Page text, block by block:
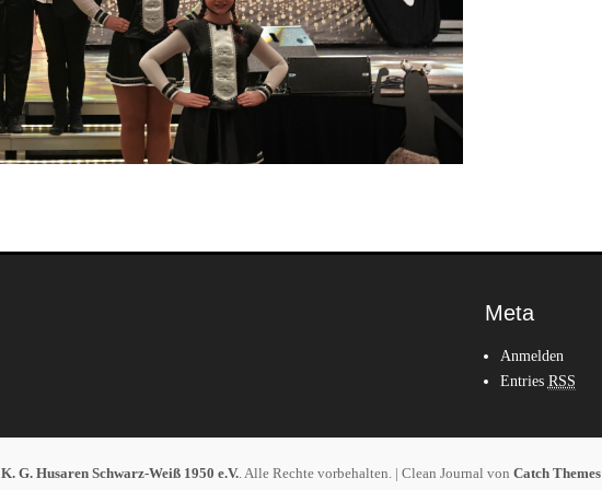
Meta
Anmelden
Entries RSS
K. G. Husaren Schwarz-Weiß 1950 e.V.. Alle Rechte vorbehalten. | Clean Journal von Catch Themes